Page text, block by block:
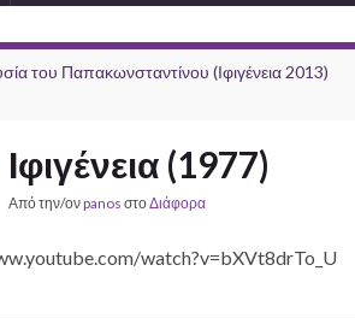
του Παπακωνσταντίνου (Ιφιγένεια 2013)
Ιφιγένεια (1977)
Από την/ονpanos στοΔιάφορα
watch?v=bXVt8drTo_U